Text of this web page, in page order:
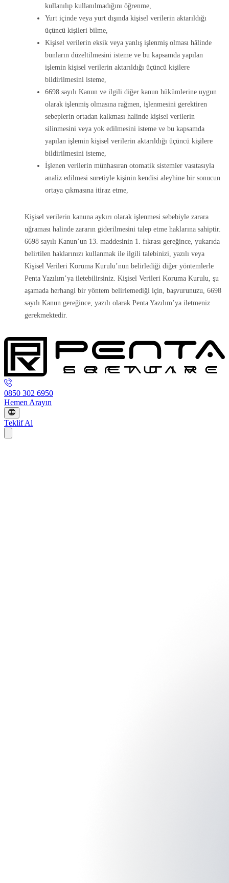
kullanılıp kullanılmadığını öğrenme,
Yurt içinde veya yurt dışında kişisel verilerin aktarıldığı
üçüncü kişileri bilme,
Kişisel verilerin eksik veya yanlış işlenmiş olması hâlinde
bunların düzeltilmesini isteme ve bu kapsamda yapılan
işlemin kişisel verilerin aktarıldığı üçüncü kişilere
bildirilmesini isteme,
6698 sayılı Kanun ve ilgili diğer kanun hükümlerine uygun
olarak işlenmiş olmasına rağmen, işlenmesini gerektiren
sebeplerin ortadan kalkması halinde kişisel verilerin
silinmesini veya yok edilmesini isteme ve bu kapsamda
yapılan işlemin kişisel verilerin aktarıldığı üçüncü kişilere
bildirilmesini isteme,
İşlenen verilerin münhasıran otomatik sistemler vasıtasıyla
analiz edilmesi suretiyle kişinin kendisi aleyhine bir sonucun
ortaya çıkmasına itiraz etme,
Kişisel verilerin kanuna aykırı olarak işlenmesi sebebiyle zarara
uğraması halinde zararın giderilmesini talep etme haklarına sahiptir.
6698 sayılı Kanun’un 13. maddesinin 1. fıkrası gereğince, yukarıda
belirtilen haklarınızı kullanmak ile ilgili talebinizi, yazılı veya
Kişisel Verileri Koruma Kurulu’nun belirlediği diğer yöntemlerle
Penta Yazılım’ya iletebilirsiniz. Kişisel Verileri Koruma Kurulu, şu
aşamada herhangi bir yöntem belirlemediği için, başvurunuzu, 6698
sayılı Kanun gereğince, yazılı olarak Penta Yazılım’ya iletmeniz
gerekmektedir.
0850 302 6950
Hemen Arayın
Teklif Al